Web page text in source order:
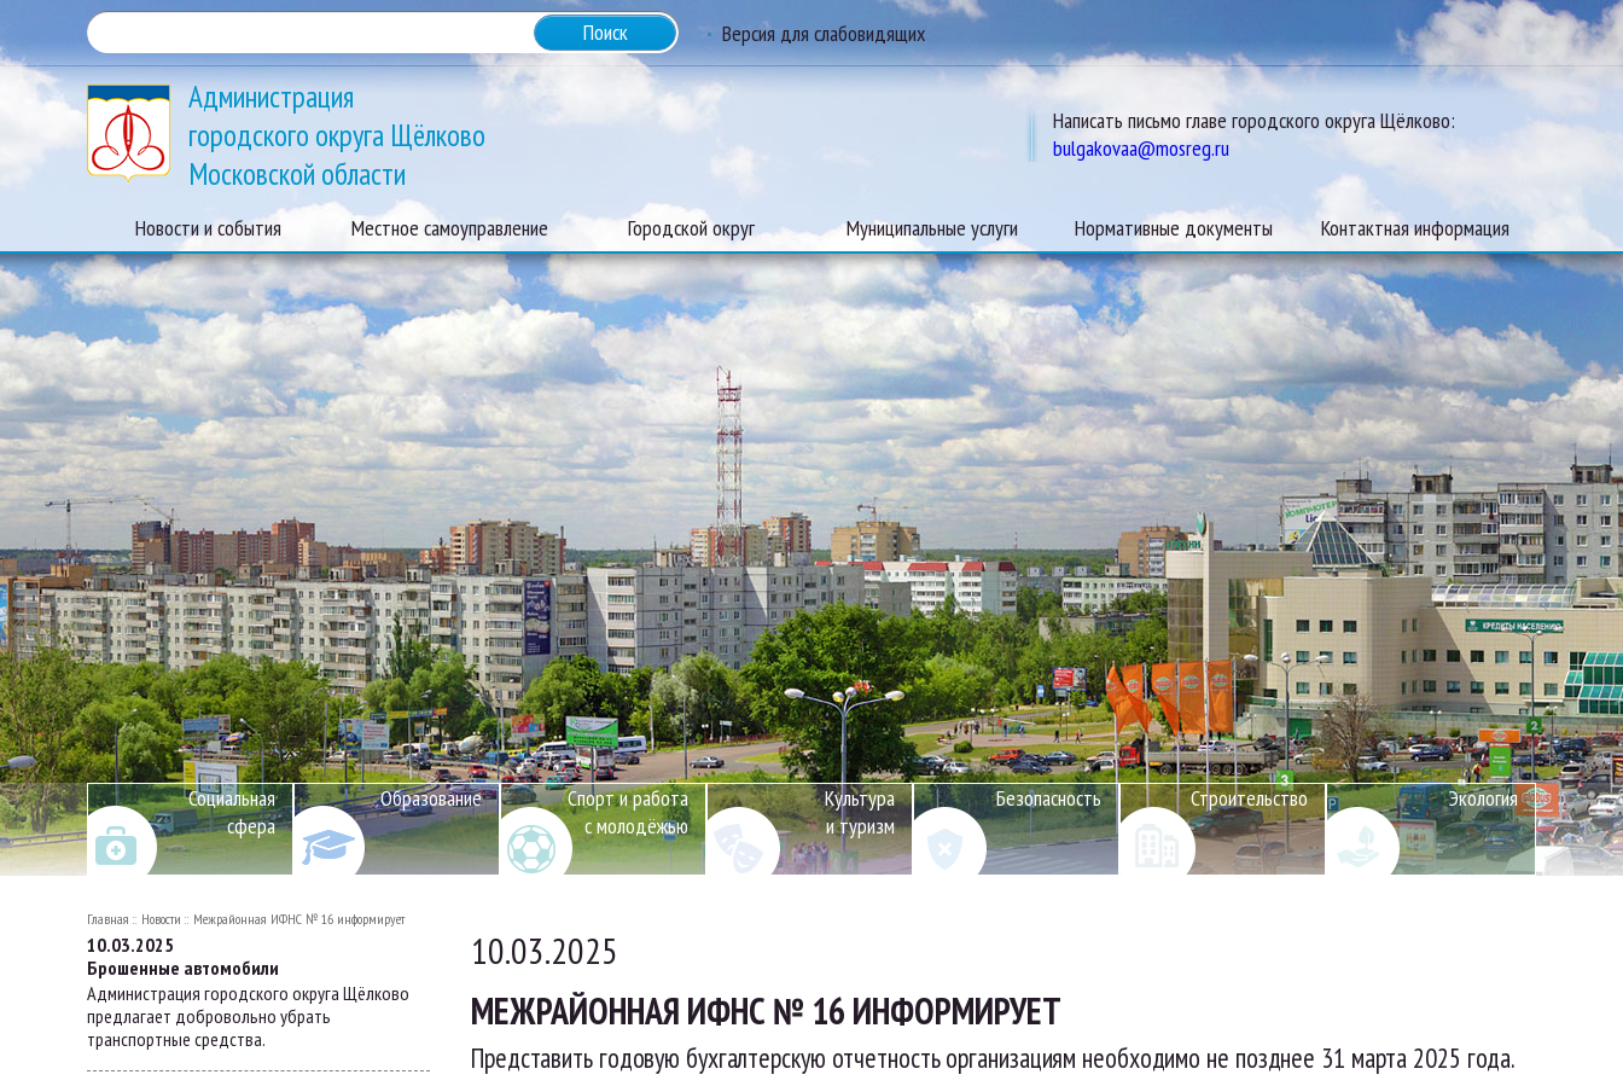
Версия для слабовидящих
Администрация
городского округа Щёлково
Московской области
Написать письмо главе городского округа Щёлково:
bulgakovaa@mosreg.ru
Новости и события Местное самоуправление Городской округ Муниципальные услуги Нормативные документы Контактная информация
Социальная
сфера
Образование
Спорт и работа
с молодёжью
Культура
и туризм
Безопасность Строительство Экология
Главная Новости Межрайонная ИФНС № 16 информирует
10.03.2025
Брошенные автомобили
Администрация городского округа Щёлково
предлагает добровольно убрать
транспортные средства.
10.03.2025
МЕЖРАЙОННАЯ ИФНС № 16 ИНФОРМИРУЕТ
Представить годовую бухгалтерскую отчетность организациям необходимо не позднее 31 марта 2025 года.